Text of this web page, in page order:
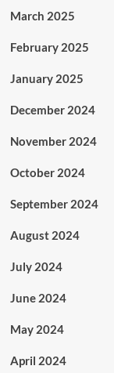
March 2025
February 2025
January 2025
December 2024
November 2024
October 2024
September 2024
August 2024
July 2024
June 2024
May 2024
April 2024